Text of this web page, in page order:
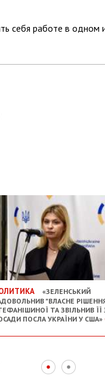
себя работе в одном
«ЗЕЛЕНСЬКИЙ
"ВЛАСНЕ
ТА ЗВІЛЬНИВ ЇЇ
ПОСЛА УКРАЇНИ У США»